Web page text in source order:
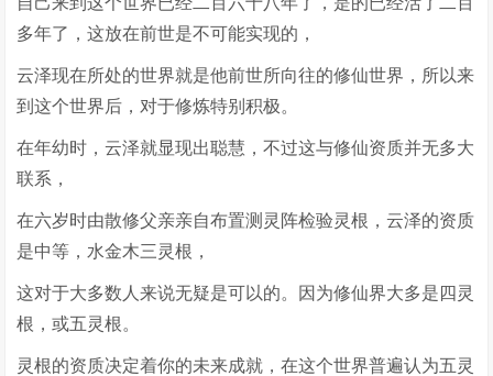
多年了，这放在前世是不可能实现的，
云泽现在所处的世界就是他前世所向往的修仙世界，所以来
到这个世界后，对于修炼特别积极。
在年幼时，云泽就显现出聪慧，不过这与修仙资质并无多大
联系，
在六岁时由散修父亲亲自布置测灵阵检验灵根，云泽的资质
是中等，水金木三灵根，
这对于大多数人来说无疑是可以的。因为修仙界大多是四灵
根，或五灵根。
灵根的资质决定着你的未来成就，在这个世界普遍认为五灵